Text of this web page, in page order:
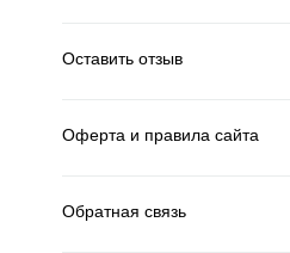
Оставить отзыв
Оферта и правила сайта
Обратная связь